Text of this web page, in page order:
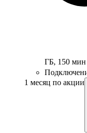
ГБ, 150 мин
1 месяц по акции